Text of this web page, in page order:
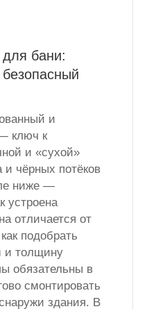
бани:
и
ключ к
и «сухой»
чёрных потёков
ниже —
устроена
отличается от
подобрать
и толщину
обязательны в
смонтировать
здания. В